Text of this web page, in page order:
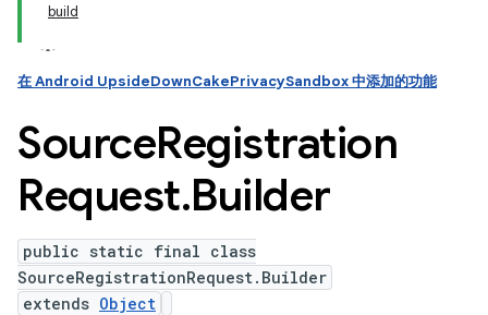
build
在 Android UpsideDownCakePrivacySandbox 中添加的功能
SourceRegistration
Request.Builder
public static final class
SourceRegistrationRequest.Builder
extends Object